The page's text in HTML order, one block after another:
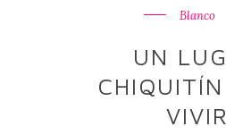
Blanco
UN
VIVIR